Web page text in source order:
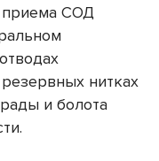
приема СОД
нитках
и болота